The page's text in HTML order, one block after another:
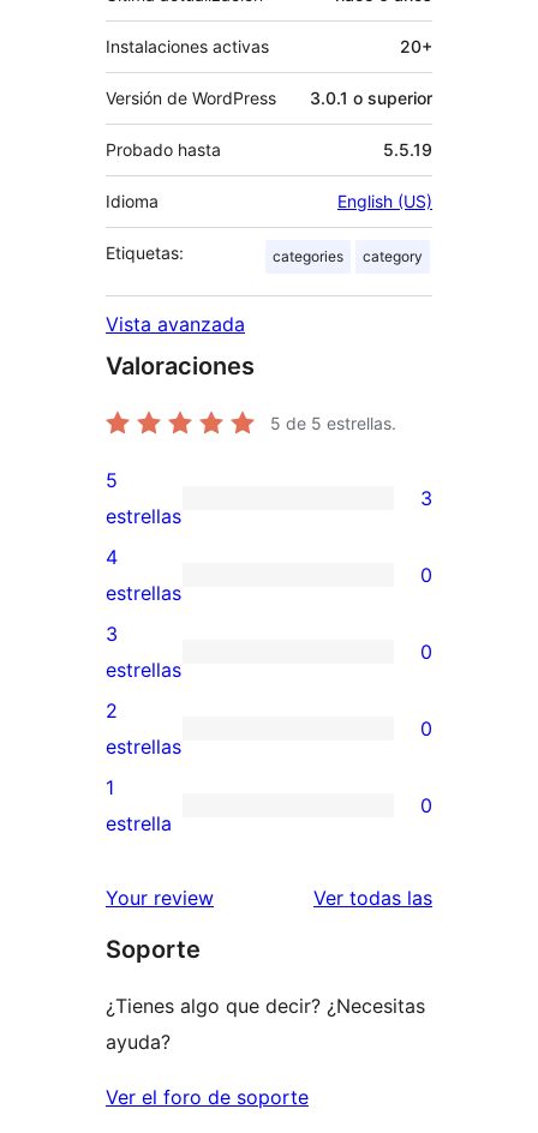
Instalaciones activas 20+
Versión de WordPress 3.0.1 o superior
Probado hasta 5.5.19
Idioma English (US)
Etiquetas: categories category
Vista avanzada
Valoraciones
5 de 5 estrellas.
3
valoraciones
de
5
estrellas
5
estrellas
3
0
valoraciones
de
4
estrellas
4
estrellas
0
0
valoraciones
de
3
estrellas
3
estrellas
0
0
valoraciones
de
estrellas
2
estrellas
0
0
de
estrellas
1
estrella
0
Your review Ver todas las
Soporte
¿Tienes algo que decir? ¿Necesitas
ayuda?
Ver el foro de soporte